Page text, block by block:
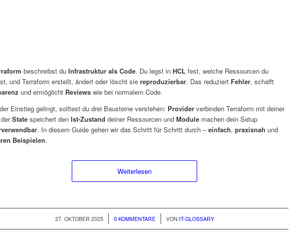
beschreibst du Infrastruktur als Code. Du legst in HCL fest, welche Ressourcen du
und Terraform erstellt, ändert oder löscht sie reproduzierbar. Das reduziert Fehler, schafft
und ermöglicht Reviews wie bei normalem Code.
Einstieg gelingt, solltest du drei Bausteine verstehen: Provider verbinden Terraform mit deiner
State speichert den Ist-Zustand deiner Ressourcen und Module machen dein Setup
. In diesem Guide gehen wir das Schritt für Schritt durch –einfach, praxisnah und
Beispielen.
Weiterlesen
27. OKTOBER 2025
/ 0 KOMMENTARE
/ VON IT-GLOSSARY